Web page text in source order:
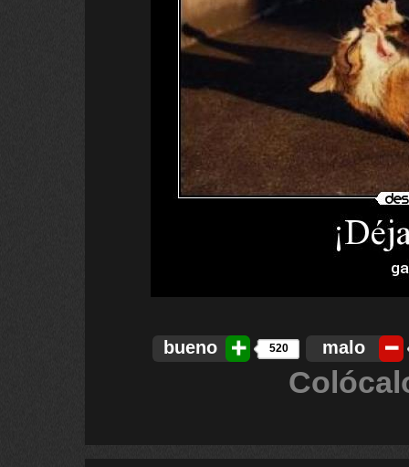
bueno 520 malo